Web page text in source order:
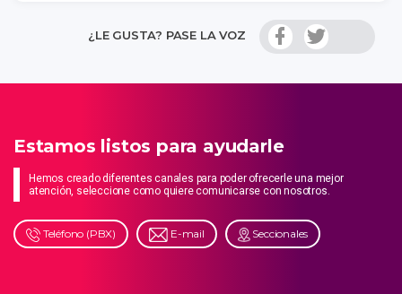
¿LE GUSTA? PASE LA VOZ
Estamos listos para ayudarle
Hemos creado diferentes canales para poder ofrecerle una mejor
atención, seleccione como quiere comunicarse con nosotros.
Teléfono (PBX) E-mail Seccionales